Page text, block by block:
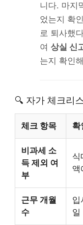
니다. 마지
었는지 확
로 퇴사했
여 상실 신
는지 확인
🔍 자가 체크리
체크 항목 확
비과세 소
득 제외 여
부
식
액
근무 개월
수
입
일